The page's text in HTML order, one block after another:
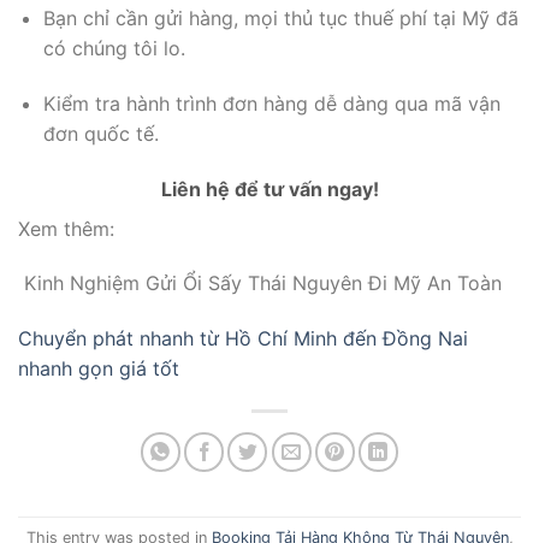
Bạn chỉ cần gửi hàng, mọi thủ tục thuế phí tại Mỹ đã
có chúng tôi lo.
Kiểm tra hành trình đơn hàng dễ dàng qua mã vận
đơn quốc tế.
Liên hệ để tư vấn ngay!
Xem thêm:
Kinh Nghiệm Gửi Ổi Sấy Thái Nguyên Đi Mỹ An Toàn
Chuyển phát nhanh từ Hồ Chí Minh đến Đồng Nai
nhanh gọn giá tốt
This entry was posted in Booking Tải Hàng Không Từ Thái Nguyên,